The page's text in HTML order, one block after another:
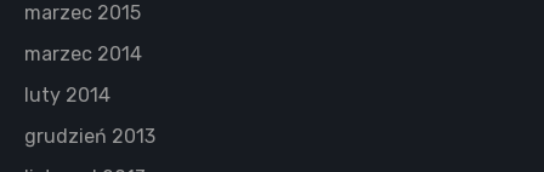
marzec 2015
marzec 2014
luty 2014
grudzień 2013